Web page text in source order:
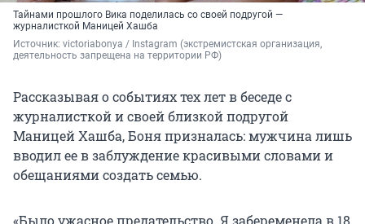
Тайнами прошлого Вика поделилась со своей подругой —
журналисткой Маницей Хашба
Источник: victoriabonya / Instagram (экстремистская организация,
деятельность запрещена на территории РФ)
Рассказывая о событиях тех лет в беседе с
журналисткой и своей близкой подругой
Маницей Хашба, Боня призналась: мужчина лишь
вводил ее в заблуждение красивыми словами и
обещаниями создать семью.
«Было ужасное предательство. Я забеременела в 18